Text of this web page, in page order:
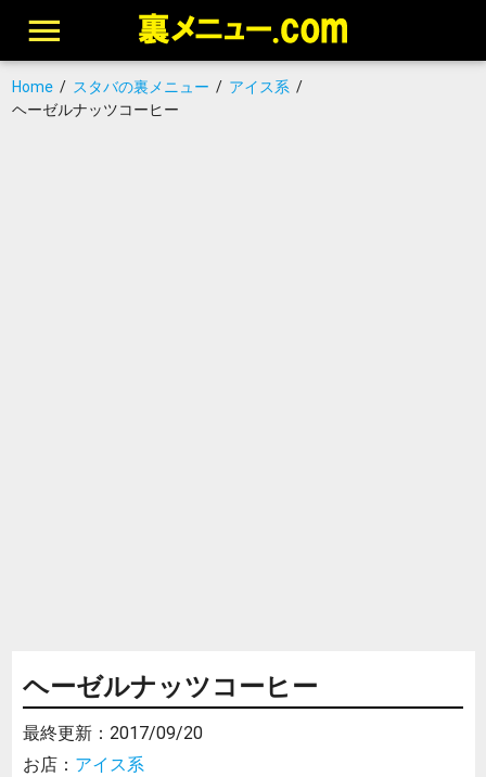
Home/ スタバの裏メニュー / アイス系/
ヘーゼルナッツコーヒー
ヘーゼルナッツコーヒー
最終更新： 2017/09/20
お店： アイス系